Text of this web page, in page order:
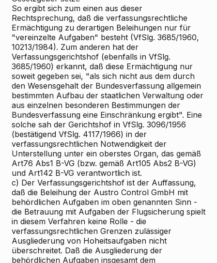
So ergibt sich zum einen aus dieser
Rechtsprechung, daß die verfassungsrechtliche
Ermächtigung zu derartigen Beleihungen nur für
"vereinzelte Aufgaben" besteht (VfSlg. 3685/1960,
10213/1984). Zum anderen hat der
Verfassungsgerichtshof (ebenfalls in VfSlg.
3685/1960) erkannt, daß diese Ermächtigung nur
soweit gegeben sei, "als sich nicht aus dem durch
den Wesensgehalt der Bundesverfassung allgemein
bestimmten Aufbau der staatlichen Verwaltung oder
aus einzelnen besonderen Bestimmungen der
Bundesverfassung eine Einschränkung ergibt". Eine
solche sah der Gerichtshof in VfSlg. 3096/1956
(bestätigend VfSlg. 4117/1966) in der
verfassungsrechtlichen Notwendigkeit der
Unterstellung unter ein oberstes Organ, das gemäß
Art76 Abs1 B-VG (bzw. gemäß Art105 Abs2 B-VG)
und Art142 B-VG verantwortlich ist.
c) Der Verfassungsgerichtshof ist der Auffassung,
daß die Beleihung der Austro Control GmbH mit
behördlichen Aufgaben im oben genannten Sinn -
die Betrauung mit Aufgaben der Flugsicherung spielt
in diesem Verfahren keine Rolle - die
verfassungsrechtlichen Grenzen zulässiger
Ausgliederung von Hoheitsaufgaben nicht
überschreitet. Daß die Ausgliederung der
behördlichen Aufgaben insgesamt dem